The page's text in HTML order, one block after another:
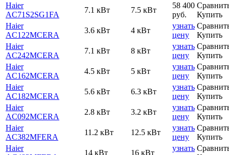
Haier
AC71S2SG1FA
7.1 кВт 7.5 кВт
58 400
руб.
Купить
Haier
AC122MCERA
3.6 кВт 4 кВт
узнать
цену
Купить
Haier
AC242MCERA
7.1 кВт 8 кВт
узнать
цену
Купить
Haier
AC162MCERA
4.5 кВт 5 кВт
узнать
цену
Купить
Haier
AC182MCERA
5.6 кВт 6.3 кВт
узнать
цену
Купить
Haier
AC092MCERA
2.8 кВт 3.2 кВт
узнать
цену
Купить
Haier
AC382MFERA
11.2 кВт 12.5 кВт
узнать
цену
Купить
Haier
14 кВт 16 кВт
узнать